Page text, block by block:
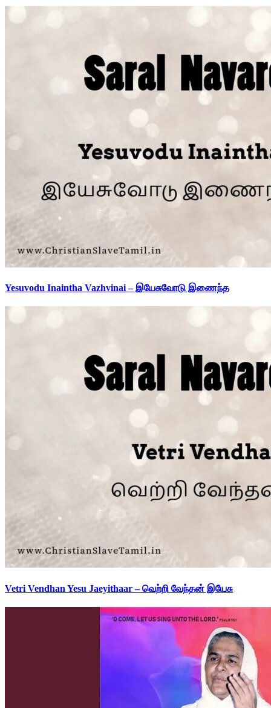
Yesuvodu Inaintha Vazhvinai – இயேசுவோடு இணைந்த
Vetri Vendhan Yesu Jaeyithaar – வெற்றி வேந்தன் இயேசு